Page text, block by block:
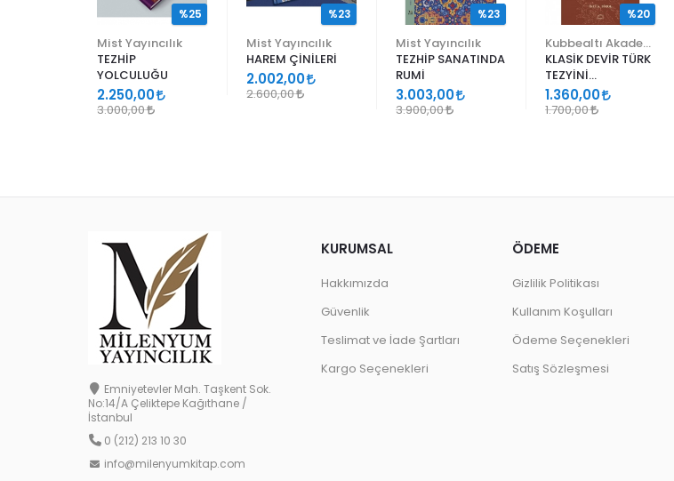
Mist Yayıncılık
TEZHİP
YOLCULUĞU
2.250,00
3.000,00
%25
Mist Yayıncılık
HAREM ÇİNİLERİ
2.002,00
2.600,00
%23
Mist Yayıncılık
TEZHİP SANATINDA
RUMİ
3.003,00
3.900,00
%23
KLASİK DEVİR TÜRK
TEZYİNİ
SANATLARINDA
DESEN
1.360,00
1.700,00
%20
Emniyetevler Mah. Taşkent Sok.
No:14/A Çeliktepe Kağıthane /
İstanbul
0 (212) 213 10 30
info@milenyumkitap.com
KURUMSAL
Hakkımızda
Güvenlik
Teslimat ve İade Şartları
Kargo Seçenekleri
ÖDEME
Gizlilik Politikası
Kullanım Koşulları
Ödeme Seçenekleri
Satış Sözleşmesi